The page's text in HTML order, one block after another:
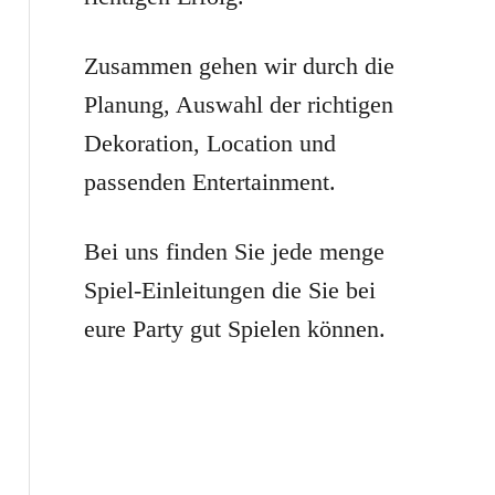
:Zusammen gehen wir durch die
Planung, Auswahl der richtigen
Dekoration, Location und
passenden Entertainment.
Bei uns finden Sie jede menge
Spiel-Einleitungen die Sie bei
eure Party gut Spielen können.